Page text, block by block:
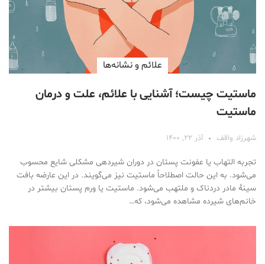
علائم و نشانه‌ها
ماستیت چیست؛ آشنایی با علائم، علت و درمان
ماستیت
شهرزاد واقف آذر ۲۲, ۱۴۰۰
تجربه التهاب یا عفونت پستان در دوران شیردهی مشکلی شایع محسوب
می‌شود. به این حالت اصطلاحاً ماستیت نیز می‌گویند. در این عارضه‌ بافت
سینۀ مادر دردناک و ملتهب می‌شود. ماستیت یا ورم پستان بیشتر در
خانم‌های شیرده مشاهده می‌شود، که…